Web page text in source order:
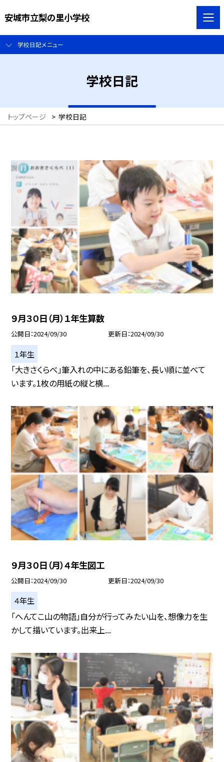
安城市立梨の里小学校
学校日記メニュー
学校日記
トップページ > 学校日記
９月３０日（月）１年生算数
公開日 2024/09/30 更新日 2024/09/30
１年生
「大きさくらべ」筆入れの中にある鉛筆を、長い順に並べて
います。1枚の用紙の縦と横...
９月３０日（月）４年生図工
公開日 2024/09/30 更新日 2024/09/30
４年生
「へんてこ山の物語」自分が行ってみたい山を、想像力を生
かして描いています。出来上...